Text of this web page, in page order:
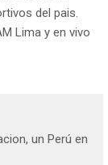
del pais.
Lima y en vivo
un Perú en